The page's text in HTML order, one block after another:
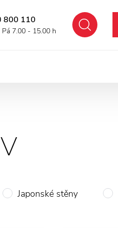
800 110
Pá 7.00 - 15.00 h
Japonské stěny